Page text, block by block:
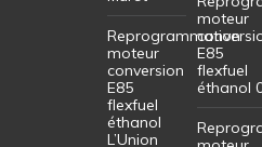
Reprogrammation
moteur
conversion
E85
flexfuel
éthanol
L’Union
moteur
E85
flexfuel
éthanol